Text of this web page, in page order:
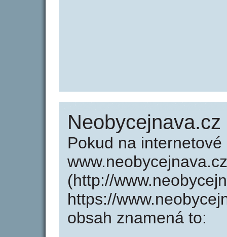
Neobycejnava.cz
Pokud na internetové
www.neobycejnava.cz
(http://
https://
obsah znamená to: